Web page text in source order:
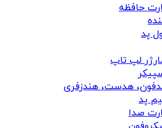
حافظه
پد
لپ تاپ
هدست، هندزفری
پد
صدا